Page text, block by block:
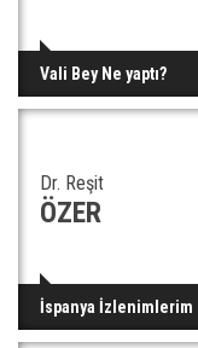
Vali Bey Ne yaptı?
Dr. Reşit
ÖZER
İspanya İzlenimlerim II